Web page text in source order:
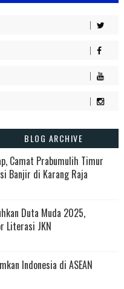
BLOG ARCHIVE
Camat Prabumulih Timur
Banjir di Karang Raja
Duta Muda 2025,
Literasi JKN
Indonesia di ASEAN